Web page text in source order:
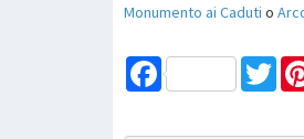
Monumento ai Caduti o
Facebook